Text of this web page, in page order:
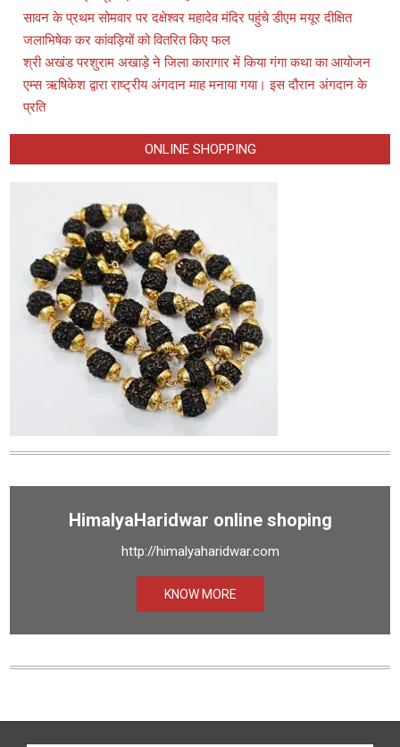
सावन के प्रथम सोमवार पर दक्षेश्वर महादेव मंदिर पहुंचे डीएम मयूर दीक्षित
जलाभिषेक कर कांवड़ियों को वितरित किए फल
श्री अखंड परशुराम अखाड़े ने जिला कारागार में किया गंगा कथा का आयोजन
एम्स ऋषिकेश द्वारा राष्ट्रीय अंगदान माह मनाया गया। इस दौरान अंगदान के
प्रति
ONLINE SHOPPING
HimalyaHaridwar online shoping
http://himalyaharidwar.com
KNOW MORE